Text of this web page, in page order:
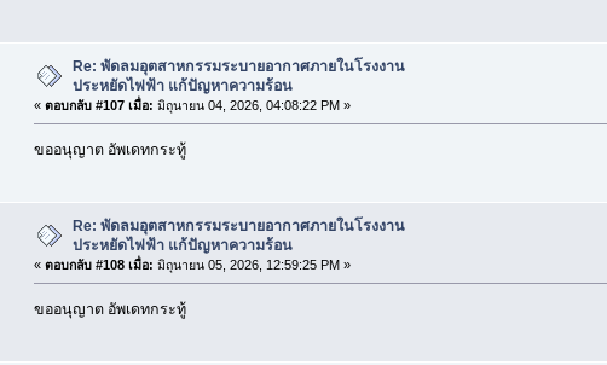
Re: พัดลมอุตสาหกรรมระบายอากาศภายในโรงงาน
ประหยัดไฟฟ้า แก้ปัญหาความร้อน
« ตอบกลับ #107 เมื่อ: มิถุนายน 04, 2026, 04:08:22 PM »
ขออนุญาต อัพเดทกระทู้
Re: พัดลมอุตสาหกรรมระบายอากาศภายในโรงงาน
ประหยัดไฟฟ้า แก้ปัญหาความร้อน
« ตอบกลับ #108 เมื่อ: มิถุนายน 05, 2026, 12:59:25 PM »
ขออนุญาต อัพเดทกระทู้